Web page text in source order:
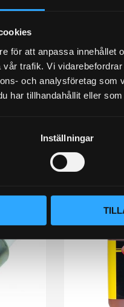
för att anpassa innehållet
trafik. Vi
och analysföretag
har tillhandahållit eller
Inställningar
STORSÄLJARE!